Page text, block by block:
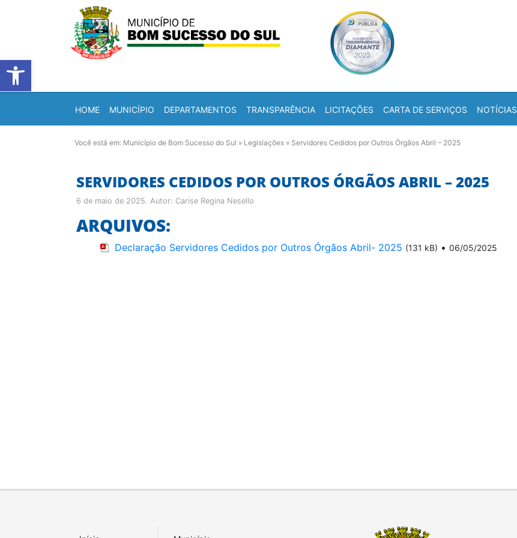
Barra de Ferramentas Aberta
HOME MUNICÍPIO DEPARTAMENTOS TRANSPARÊNCIA LICITAÇÕES CARTA DE SERVIÇOS NOTÍCIAS
Você está em: Município de Bom Sucesso do Sul » Legislações » Servidores Cedidos por Outros Órgãos Abril – 2025
SERVIDORES CEDIDOS POR OUTROS ÓRGÃOS ABRIL – 2025
6 de maio de 2025. Autor: Carise Regina Nesello
ARQUIVOS:
Declaração Servidores Cedidos por Outros Órgãos Abril- 2025 (131 kB) • 06/05/2025